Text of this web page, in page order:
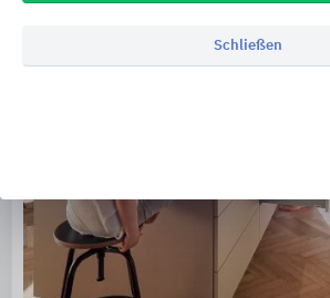
Schließen